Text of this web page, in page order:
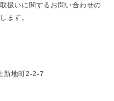
扱いに関するお問い合わせの
ます。
新地町2-2-7